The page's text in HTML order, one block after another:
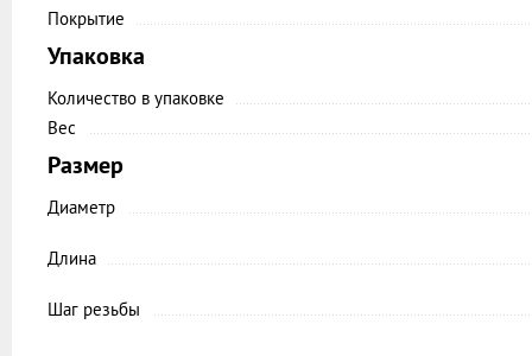
Покрытие
Упаковка
Количество в упаковке
Вес
Размер
Диаметр
Длина
Шаг резьбы